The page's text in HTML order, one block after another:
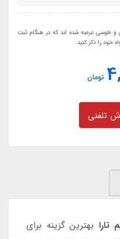
طوسی عرضه شده اند که در هنگام ثبت
را ذکر کنید.
تومان
تلفنی
تارا بهترین گزینه برای